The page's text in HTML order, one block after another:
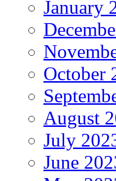
January
October
August
July
June